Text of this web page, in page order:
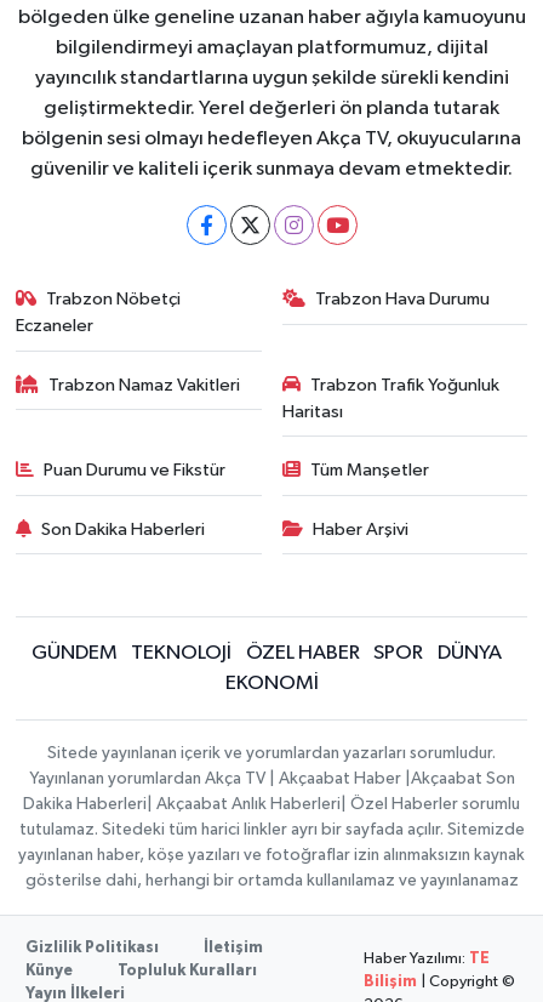
bölgeden ülke geneline uzanan haber ağıyla kamuoyunu
bilgilendirmeyi amaçlayan platformumuz, dijital
yayıncılık standartlarına uygun şekilde sürekli kendini
geliştirmektedir. Yerel değerleri ön planda tutarak
bölgenin sesi olmayı hedefleyen Akça TV, okuyucularına
güvenilir ve kaliteli içerik sunmaya devam etmektedir.
Trabzon Nöbetçi
Eczaneler
Trabzon Hava Durumu
Trabzon Namaz Vakitleri
Trabzon Trafik Yoğunluk
Haritası
Puan Durumu ve Fikstür Tüm Manşetler
Son Dakika Haberleri Haber Arşivi
GÜNDEM TEKNOLOJİ ÖZEL HABER SPOR
DÜNYA
EKONOMİ
Sitede yayınlanan içerik ve yorumlardan yazarları sorumludur.
Yayınlanan yorumlardan Akça TV | Akçaabat Haber |Akçaabat Son
Dakika Haberleri| Akçaabat Anlık Haberleri| Özel Haberler sorumlu
tutulamaz. Sitedeki tüm harici linkler ayrı bir sayfada açılır. Sitemizde
yayınlanan haber, köşe yazıları ve fotoğraflar izin alınmaksızın kaynak
gösterilse dahi, herhangi bir ortamda kullanılamaz ve yayınlanamaz
Gizlilik Politikası
İletişim
Künye
Topluluk Kuralları
Yayın İlkeleri
Haber Yazılımı: TE
Bilişim | Copyright ©